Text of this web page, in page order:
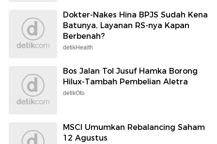
Dokter-Nakes Hina BPJS Sudah Kena
Batunya, Layanan RS-nya Kapan
Berbenah?
detikHealth
Bos Jalan Tol Jusuf Hamka Borong
Hilux-Tambah Pembelian Aletra
detikOto
MSCI Umumkan Rebalancing Saham
12 Agustus